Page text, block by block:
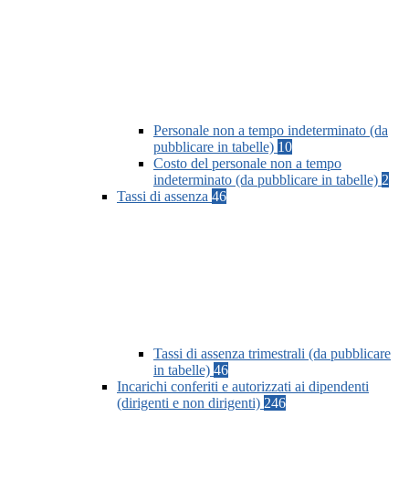
Personale non a tempo indeterminato (da
pubblicare in tabelle) 10
Costo del personale non a tempo
indeterminato (da pubblicare in tabelle) 2
Tassi di assenza 46
Tassi di assenza trimestrali (da pubblicare
in tabelle) 46
Incarichi conferiti e autorizzati ai dipendenti
(dirigenti e non dirigenti) 246